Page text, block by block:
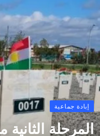
إبادة جماعية
المرحلة الثانية